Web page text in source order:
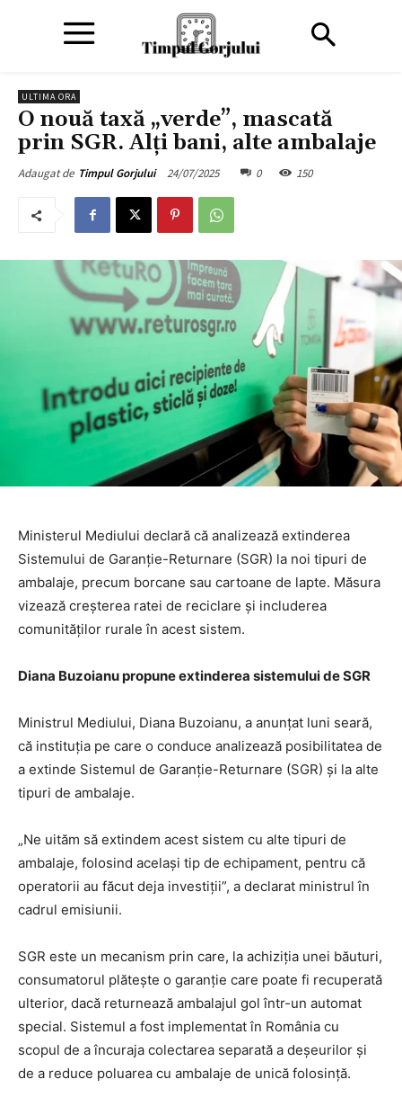
ULTIMA ORA
O nouă taxă „verde”, mascată
prin SGR. Alți bani, alte ambalaje
Adaugat de Timpul Gorjului 24/07/2025 0 150
Ministerul Mediului declară că analizează extinderea
Sistemului de Garanție-Returnare (SGR) la noi tipuri de
ambalaje, precum borcane sau cartoane de lapte. Măsura
vizează creșterea ratei de reciclare și includerea
comunităților rurale în acest sistem.
Diana Buzoianu propune extinderea sistemului de SGR
Ministrul Mediului, Diana Buzoianu, a anunțat luni seară,
că instituția pe care o conduce analizează posibilitatea de
a extinde Sistemul de Garanție-Returnare (SGR) și la alte
tipuri de ambalaje.
„Ne uităm să extindem acest sistem cu alte tipuri de
ambalaje, folosind același tip de echipament, pentru că
operatorii au făcut deja investiții”, a declarat ministrul în
cadrul emisiunii.
SGR este un mecanism prin care, la achiziția unei băuturi,
consumatorul plătește o garanție care poate fi recuperată
ulterior, dacă returnează ambalajul gol într-un automat
special. Sistemul a fost implementat în România cu
scopul de a încuraja colectarea separată a deșeurilor și
de a reduce poluarea cu ambalaje de unică folosință.